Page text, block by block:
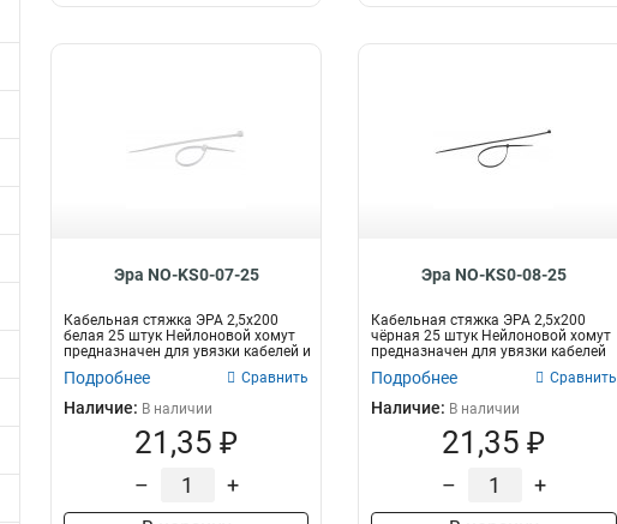
Эра NO-KS0-07-25
Кабельная стяжка ЭРА 2,5х200
белая 25 штук Нейлоновой хомут
предназначен для увязки кабелей и
Подробнее Сравнить
Наличие: В наличии
21,35 ₽
– +
Эра NO-KS0-08-25
Кабельная стяжка ЭРА 2,5х200
чёрная 25 штук Нейлоновой хомут
предназначен для увязки кабелей
Подробнее Сравнить
Наличие: В наличии
21,35 ₽
– +